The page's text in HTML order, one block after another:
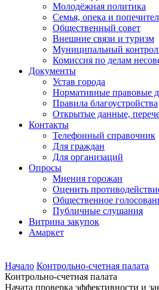
Молодёжная политика
Семья, опека и
Общественный совет
Внешние связи и туризм
Муниципальный
Комиссия по делам
Документы
Устав города
Нормативные правовые
Правила благоустройства
Открытые данные,
Контакты
Телефонный справочник
Для граждан
Для организаций
Опросы
Мнения горожан
Оценить
Общественное
Публичные слушания
Витрина закупок
Амаркет
Начало Контрольно-счетная палата
Контрольно-счетная палата
Начата проверка эффективности и